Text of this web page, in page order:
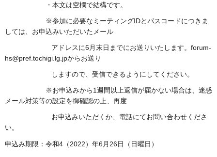
・本文は空欄で結構です。
※参加に必要なミーティングIDとパスコードにつきま
しては、お申込みいただいたメール
アドレスに6月末日までにお送りいたします。forum-
hs@pref.tochigi.lg.jpからお送り
しますので、受信できるようにしてください。
※お申込みから1週間以上返信が届かない場合は、迷惑
メール対策等の設定を御確認の上、再度
お申込みいただくか、電話にてお問い合わせくださ
い。
申込み期限：令和4（2022）年6月26日（日曜日）